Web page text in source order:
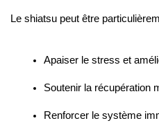
Le shiatsu peut être
Apaiser le stress et
Soutenir la récupération
Renforcer le système